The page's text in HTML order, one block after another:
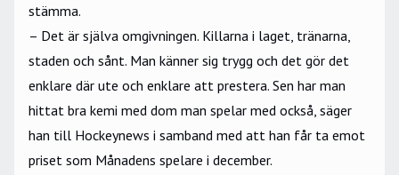
stämma.
– Det är själva omgivningen. Killarna i laget, tränarna,
staden och sånt. Man känner sig trygg och det gör det
enklare där ute och enklare att prestera. Sen har man
hittat bra kemi med dom man spelar med också, säger
han till Hockeynews i samband med att han får ta emot
priset som Månadens spelare i december.